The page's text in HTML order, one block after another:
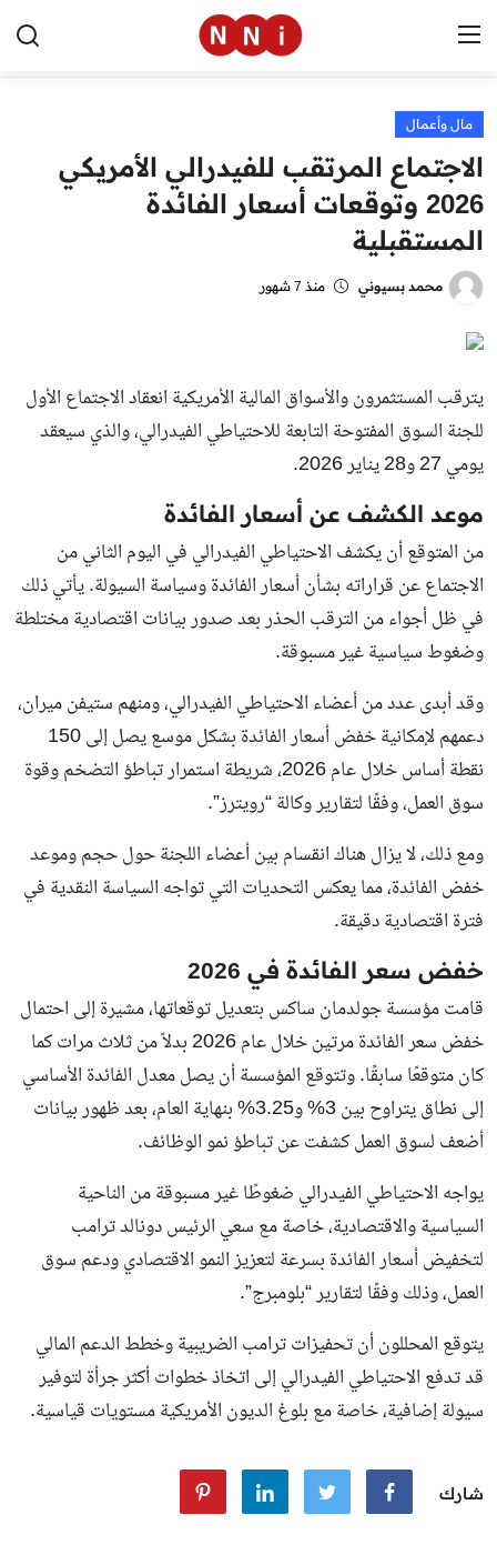
الرئيسية
اخبار مصر
العالم
الرياضة
مال وأعمال
تقنية
التعليم
منوعات
مال وأعمال
الاجتماع المرتقب للفيدرالي الأمريكي
2026 وتوقعات أسعار الفائدة
المستقبلية
محمد بسيوني منذ 7 شهور
يترقب المستثمرون والأسواق المالية الأمريكية انعقاد الاجتماع الأول
للجنة السوق المفتوحة التابعة للاحتياطي الفيدرالي، والذي سيعقد
يومي 27 و28 يناير 2026.
موعد الكشف عن أسعار الفائدة
من المتوقع أن يكشف الاحتياطي الفيدرالي في اليوم الثاني من
الاجتماع عن قراراته بشأن أسعار الفائدة وسياسة السيولة. يأتي ذلك
في ظل أجواء من الترقب الحذر بعد صدور بيانات اقتصادية مختلطة
وضغوط سياسية غير مسبوقة.
وقد أبدى عدد من أعضاء الاحتياطي الفيدرالي، ومنهم ستيفن ميران،
دعمهم لإمكانية خفض أسعار الفائدة بشكل موسع يصل إلى 150
نقطة أساس خلال عام 2026، شريطة استمرار تباطؤ التضخم وقوة
سوق العمل، وفقًا لتقارير وكالة “رويترز”.
ومع ذلك، لا يزال هناك انقسام بين أعضاء اللجنة حول حجم وموعد
خفض الفائدة، مما يعكس التحديات التي تواجه السياسة النقدية في
فترة اقتصادية دقيقة.
خفض سعر الفائدة في 2026
قامت مؤسسة جولدمان ساكس بتعديل توقعاتها، مشيرة إلى احتمال
خفض سعر الفائدة مرتين خلال عام 2026 بدلاً من ثلاث مرات كما
كان متوقعًا سابقًا. وتتوقع المؤسسة أن يصل معدل الفائدة الأساسي
إلى نطاق يتراوح بين 3% و3.25% بنهاية العام، بعد ظهور بيانات
أضعف لسوق العمل كشفت عن تباطؤ نمو الوظائف.
يواجه الاحتياطي الفيدرالي ضغوطًا غير مسبوقة من الناحية
السياسية والاقتصادية، خاصة مع سعي الرئيس دونالد ترامب
لتخفيض أسعار الفائدة بسرعة لتعزيز النمو الاقتصادي ودعم سوق
العمل، وذلك وفقًا لتقارير “بلومبرج”.
يتوقع المحللون أن تحفيزات ترامب الضريبية وخطط الدعم المالي
قد تدفع الاحتياطي الفيدرالي إلى اتخاذ خطوات أكثر جرأة لتوفير
سيولة إضافية، خاصة مع بلوغ الديون الأمريكية مستويات قياسية.
شارك